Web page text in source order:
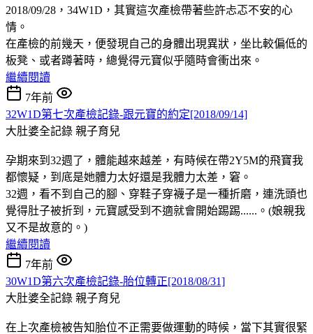
2018/09/28，34W1D，其實這次產檢帶著些許忐忑不安的心
情。
在產檢的前幾天，便發現自己的身體出現異狀，坐比較偏低的
板凳、或者蹲著時，總覺得元寶似乎隨時會衝出來。
繼續閱讀
7年前
32W1D第七次產檢記錄-跟元寶的約定[2018/09/14]
大肚婆全記錄 親子育兒
孕期來到32週了，體能越來越差，有時候在帶2Y5M的飛寶我
都懷疑，到底是她體力太好還是我體力太差，窘。
32週，看不到自己的腳、穿鞋子穿襪子是一種折磨，連洗頭也
覺得肚子被折到，元寶感受到不適就會開始踢踢......。(娘親我
又不是故意的。)
繼續閱讀
7年前
30W1D第六次產檢記錄-胎位轉正[2018/08/31]
大肚婆全記錄 親子育兒
在上次產檢被告知胎位不正需要做運動的時候，當下其實很緊